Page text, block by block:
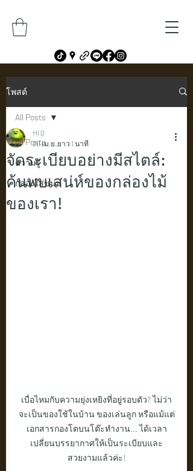
โพสต์
All Posts
ความรู้
กล่องใส่ขนม
All Posts
จัดระเบียบอย่างมีสไตล์:
ค้นพบเสน่ห์ของกล่องไม้
ของเรา!
Hi Q
20 เม.ย. ยาว 1 นาที
เบื่อไหมกับความยุ่งเหยิงที่อยู่รอบตัว? ไม่ว่า
จะเป็นของใช้ในบ้าน ของเล่นลูก หรือแม้แต่
เอกสารกองโตบนโต๊ะทำงาน... ได้เวลา
เปลี่ยนบรรยากาศให้เป็นระเบียบและ
สวยงามแล้วค่ะ!